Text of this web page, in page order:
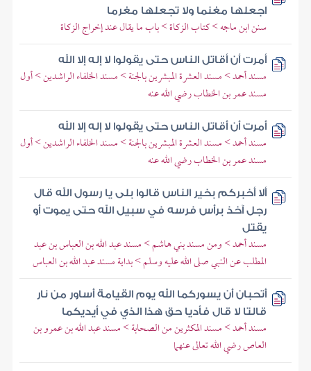
اجعلها مغنما ولا تجعلها مغرما
سنن ابن ماجه > كتاب الزكاة > باب ما يقال عند إخراج الزكاة
أمرت أن أقاتل الناس حتى يقولوا لا إله إلا الله
مسند أحمد > مسند العشرة المبشرين بالجنة > مسند الخلفاء الراشدين > أول
مسند عمر بن الخطاب رضي الله عنه
أمرت أن أقاتل الناس حتى يقولوا لا إله إلا الله
مسند أحمد > مسند العشرة المبشرين بالجنة > مسند الخلفاء الراشدين > أول
مسند عمر بن الخطاب رضي الله عنه
ألا أخبركم بخير الناس قالوا بلى يا رسول الله قال
رجل آخذ برأس فرسه في سبيل الله حتى يموت أو
يقتل
مسند أحمد > ومن مسند بني هاشم > مسند عبد الله بن العباس بن عبد
المطلب عن النبي صلى الله عليه وسلم > بداية مسند عبد الله بن العباس
أتحبان أن يسوركما الله يوم القيامة أساور من نار
قالتا لا قال فأديا حق هذا الذي في أيديكما
مسند أحمد > مسند المكثرين من الصحابة > مسند عبد الله بن عمرو بن
العاص رضي الله تعالى عنهما